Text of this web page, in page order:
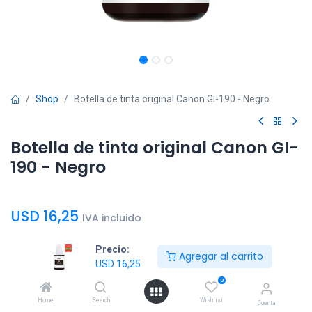
Precio:
USD 16,25
Agregar al carrito
Home Search
0
Wishlist Cuenta
Shop Botella de tinta original Canon GI-190 - Negro
Botella de tinta original Canon GI-
190 - Negro
USD 16,25 IVA incluido
Agregar al
Comprar